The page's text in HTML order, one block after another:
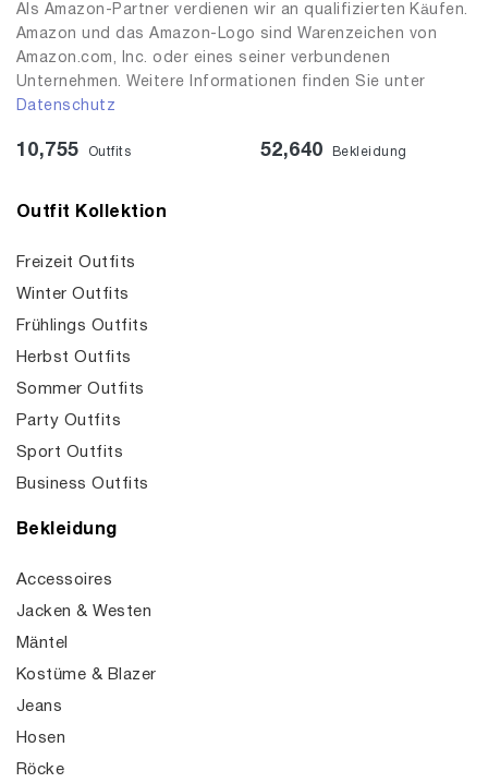
Als Amazon-Partner verdienen wir an qualifizierten Käufen.
Amazon und das Amazon-Logo sind Warenzeichen von
Amazon.com, Inc. oder eines seiner verbundenen
Unternehmen. Weitere Informationen finden Sie unter
Datenschutz
10,755 Outfits 52,640 Bekleidung
Outfit Kollektion
Freizeit Outfits
Winter Outfits
Frühlings Outfits
Herbst Outfits
Sommer Outfits
Party Outfits
Sport Outfits
Business Outfits
Bekleidung
Accessoires
Jacken & Westen
Mäntel
Kostüme & Blazer
Jeans
Hosen
Röcke